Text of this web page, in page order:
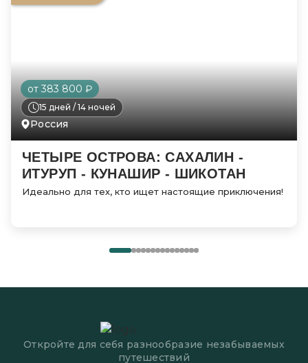
от 383 800 ₽
15 дней / 14 ночей
Россия
ЧЕТЫРЕ ОСТРОВА: САХАЛИН -
ИТУРУП - КУНАШИР - ШИКОТАН
Идеально для тех, кто ищет настоящие приключения!
Откройте для себя разнообразие незабываемых
путешествий